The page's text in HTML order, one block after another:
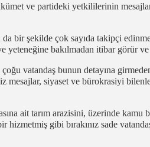
ve partideki yetkililerinin
bir şekilde çok sayıda takipçi
yeteneğine bakılmadan itibar görür
vatandaş bunun detayına
mesajlar, siyaset ve bürokrasiyi
ait tarım arazisini, üzerinde kamu
gibi bırakınız sade